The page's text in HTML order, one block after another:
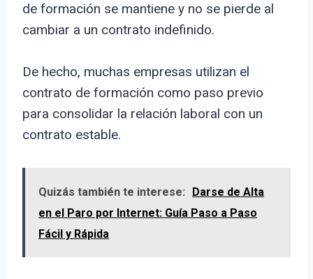
de formación se mantiene y no se pierde al
cambiar a un contrato indefinido.
De hecho, muchas empresas utilizan el
contrato de formación como paso previo
para consolidar la relación laboral con un
contrato estable.
Quizás también te interese:
Darse de Alta
en el Paro por Internet: Guía Paso a Paso
Fácil y Rápida